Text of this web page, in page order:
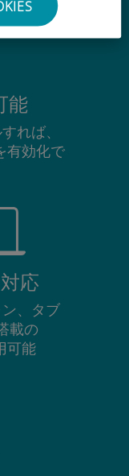
能
れば、
有効化で
応
、タブ
載の
可能